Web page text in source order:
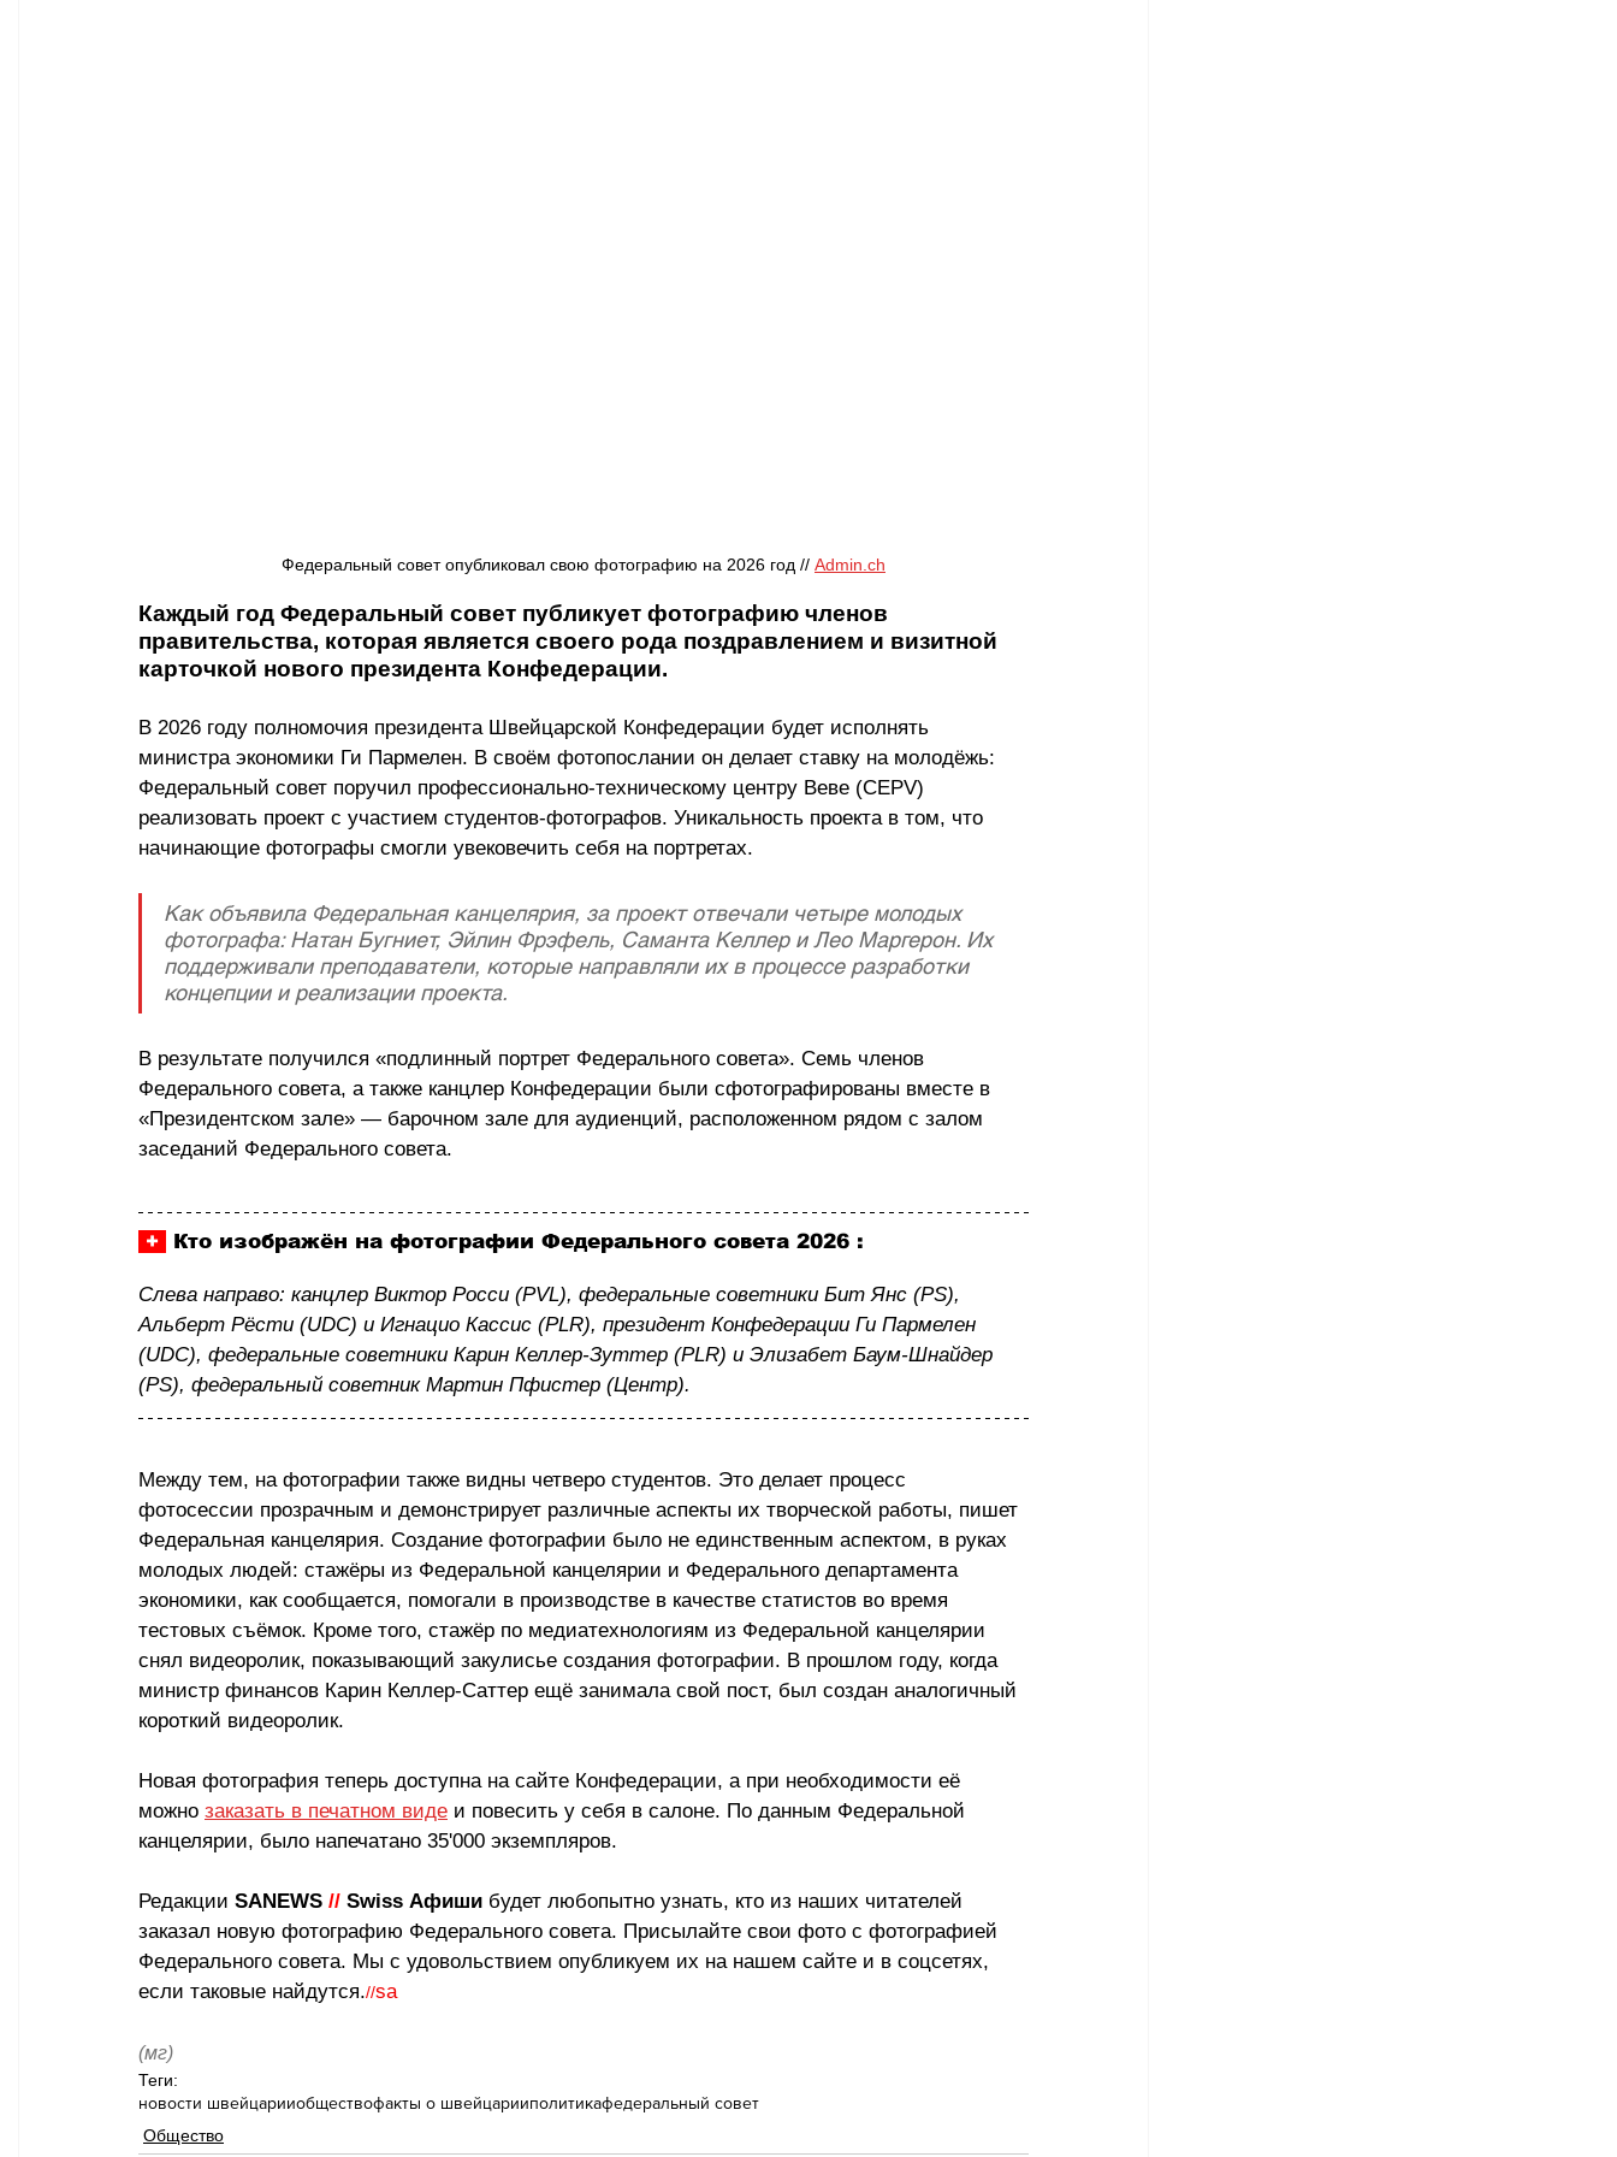
Федеральный совет опубликовал свою фотографию на 2026 год // Admin.ch
Каждый год Федеральный совет публикует фотографию членов
правительства, которая является своего рода поздравлением и визитной
карточкой нового президента Конфедерации.
В 2026 году полномочия президента Швейцарской Конфедерации будет исполнять
министра экономики Ги Пармелен. В своём фотопослании он делает ставку на молодёжь:
Федеральный совет поручил профессионально-техническому центру Веве (CEPV)
реализовать проект с участием студентов-фотографов. Уникальность проекта в том, что
начинающие фотографы смогли увековечить себя на портретах.
Как объявила Федеральная канцелярия, за проект отвечали четыре молодых
фотографа: Натан Бугниет, Эйлин Фрэфель, Саманта Келлер и Лео Маргерон. Их
поддерживали преподаватели, которые направляли их в процессе разработки
концепции и реализации проекта.
В результате получился «подлинный портрет Федерального совета». Семь членов
Федерального совета, а также канцлер Конфедерации были сфотографированы вместе в
«Президентском зале» — барочном зале для аудиенций, расположенном рядом с залом
заседаний Федерального совета.
+ Кто изображён на фотографии Федерального совета 2026 :
Слева направо: канцлер Виктор Росси (PVL), федеральные советники Бит Янс (PS),
Альберт Рёсти (UDC) и Игнацио Кассис (PLR), президент Конфедерации Ги Пармелен
(UDC), федеральные советники Карин Келлер-Зуттер (PLR) и Элизабет Баум-Шнайдер
(PS), федеральный советник Мартин Пфистер (Центр).
Между тем, на фотографии также видны четверо студентов. Это делает процесс
фотосессии прозрачным и демонстрирует различные аспекты их творческой работы, пишет
Федеральная канцелярия. Создание фотографии было не единственным аспектом, в руках
молодых людей: стажёры из Федеральной канцелярии и Федерального департамента
экономики, как сообщается, помогали в производстве в качестве статистов во время
тестовых съёмок. Кроме того, стажёр по медиатехнологиям из Федеральной канцелярии
снял видеоролик, показывающий закулисье создания фотографии. В прошлом году, когда
министр финансов Карин Келлер-Саттер ещё занимала свой пост, был создан аналогичный
короткий видеоролик.
Новая фотография теперь доступна на сайте Конфедерации, а при необходимости её
можно заказать в печатном виде и повесить у себя в салоне. По данным Федеральной
канцелярии, было напечатано 35'000 экземпляров.
Редакции SANEWS // Swiss Афиши будет любопытно узнать, кто из наших читателей
заказал новую фотографию Федерального совета. Присылайте свои фото с фотографией
Федерального совета. Мы с удовольствием опубликуем их на нашем сайте и в соцсетях,
если таковые найдутся.//sa
(мг)
Теги:
новости швейцарииобществофакты о швейцарииполитикафедеральный совет
Общество